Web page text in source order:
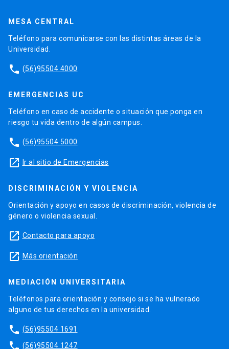
MESA CENTRAL
Teléfono para comunicarse con las distintas áreas de la
Universidad.
phone (56)95504 4000
EMERGENCIAS UC
Teléfono en caso de accidente o situación que ponga en
riesgo tu vida dentro de algún campus.
phone (56)95504 5000
launch Ir al sitio de Emergencias
DISCRIMINACIÓN Y VIOLENCIA
Orientación y apoyo en casos de discriminación, violencia de
género o violencia sexual.
launch Contacto para apoyo
launch Más orientación
MEDIACIÓN UNIVERSITARIA
Teléfonos para orientación y consejo si se ha vulnerado
alguno de tus derechos en la universidad.
phone (56)95504 1691
phone (56)95504 1247